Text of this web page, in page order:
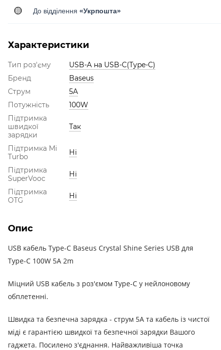
🟡 До відділення «Укрпошта»
Характеристики
Тип роз'єму
USB-A на USB-C(Type-C)
Бренд
Baseus
Струм
5A
Потужність
100W
Підтримка
швидкої
зарядки
Так
Підтримка Mi
Turbo
Ні
Підтримка
SuperVooc
Ні
Підтримка
OTG
Ні
Опис
USB кабель Type-C Baseus Crystal Shine Series USB для
Type-C 100W 5A 2m
Міцний USB кабель з роз'ємом Type-C у нейлоновому
обплетенні.
Швидка та безпечна зарядка - струм 5А та кабель із чистої
міді є гарантією швидкої та безпечної зарядки Вашого
гаджета. Посилено з'єднання. Найважливіша точка